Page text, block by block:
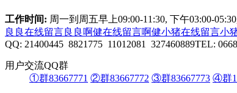
工作时间: 周一到周五早上09:00-11:30, 下午03:00-
良良在线留言良良 啊健在线留言啊健小猪在线留言小
QQ: 21400445 8821775 11012081 327460889TEL:
用户交流QQ群
①群83667771 ②群83667772 ③群83667773 ④群